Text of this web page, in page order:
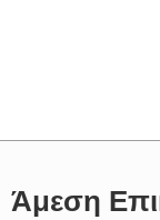
Άμεση